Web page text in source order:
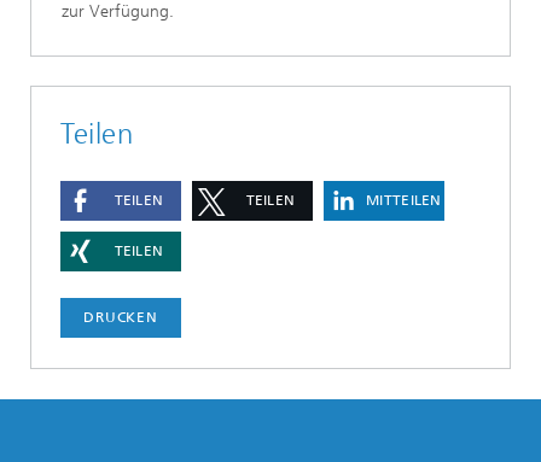
zur Verfügung.
Teilen
TEILEN TEILEN MITTEILEN
TEILEN
DRUCKEN